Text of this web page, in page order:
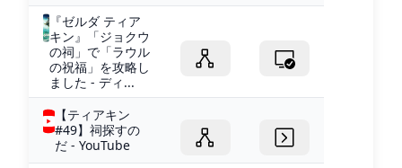
『ゼルダ ティア
キン』「ジョクウ
の祠」で「ラウル
の祝福」を攻略し
ました - ディ...
【ティアキン
#49】祠探すの
だ - YouTube